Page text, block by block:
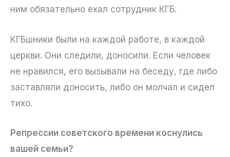
ним обязательно ехал сотрудник КГБ.
КГБшники были на каждой работе, в каждой
церкви. Они следили, доносили. Если человек
не нравился, его вызывали на беседу, где либо
заставляли доносить, либо он молчал и сидел
тихо.
Репрессии советского времени коснулись
вашей семьи?